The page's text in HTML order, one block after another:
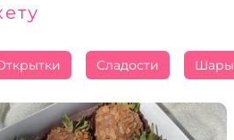
Сладости Шары